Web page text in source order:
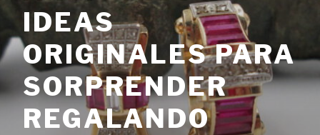
IDEAS
ORIGINALES PARA
SORPRENDER
REGALANDO